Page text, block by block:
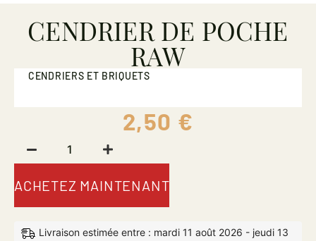
CENDRIER DE POCHE
RAW
CENDRIERS ET BRIQUETS
2,50 €
ACHETEZ MAINTENANT
Livraison estimée entre : mardi 11 août 2026 - jeudi 13